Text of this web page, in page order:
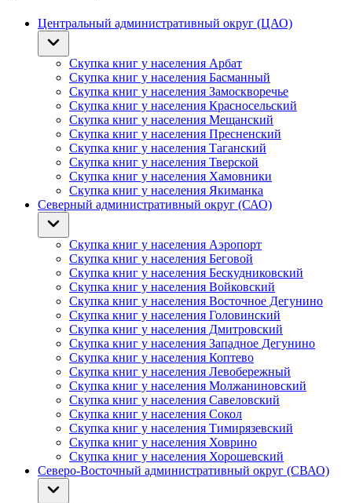
Центральный административный округ (ЦАО)
Скупка книг у населения Арбат
Скупка книг у населения Басманный
Скупка книг у населения Замоскворечье
Скупка книг у населения Красносельский
Скупка книг у населения Мещанский
Скупка книг у населения Пресненский
Скупка книг у населения Таганский
Скупка книг у населения Тверской
Скупка книг у населения Хамовники
Скупка книг у населения Якиманка
Северный административный округ (САО)
Скупка книг у населения Аэропорт
Скупка книг у населения Беговой
Скупка книг у населения Бескудниковский
Скупка книг у населения Войковский
Скупка книг у населения Восточное Дегунино
Скупка книг у населения Головинский
Скупка книг у населения Дмитровский
Скупка книг у населения Западное Дегунино
Скупка книг у населения Коптево
Скупка книг у населения Левобережный
Скупка книг у населения Молжаниновский
Скупка книг у населения Савеловский
Скупка книг у населения Сокол
Скупка книг у населения Тимирязевский
Скупка книг у населения Ховрино
Скупка книг у населения Хорошевский
Северо-Восточный административный округ (СВАО)